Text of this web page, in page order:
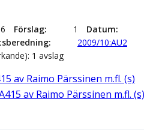
Förslag 1
Datum
2009/10:AU2
1 avslag
av Raimo Pärssinen m.fl. (s)
av Raimo Pärssinen m.fl. (s)